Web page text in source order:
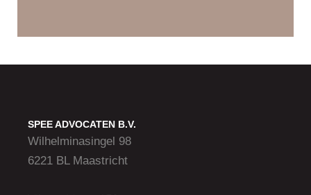
SPEE ADVOCATEN B.V.
Wilhelminasingel 98
6221 BL Maastricht